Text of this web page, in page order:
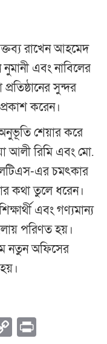
রাখেন আহমেদ
এবং নাবিলের
সুন্দর
করেন।
অনুভূতি শেয়ার করে
আলী রিমি এবং মো.
এর চমৎকার
কথা তুলে ধরেন।
এবং গণ্যমান্য
পরিণত হয়।
নতুন অফিসের
Copy